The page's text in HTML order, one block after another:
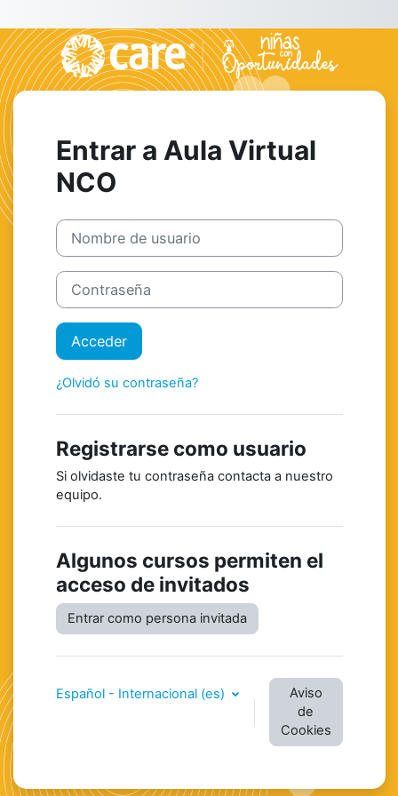
Entrar a Aula Virtual
NCO
Nombre de usuario
Contraseña
Acceder
¿Olvidó su contraseña?
Registrarse como usuario
Si olvidaste tu contraseña contacta a nuestro
equipo.
Algunos cursos permiten el
acceso de invitados
Entrar como persona invitada
Español - Internacional ‎(es)‎
Aviso
de
Cookies